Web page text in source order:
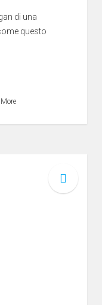
di una
questo
More